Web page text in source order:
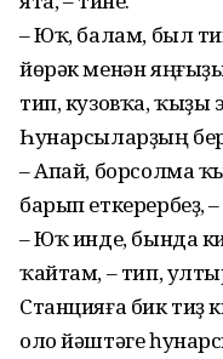
– Юҡ, балам, был
йөрәк менән
тип, кузовҡа, ҡыҙы
Һунарсыларҙың
– Апай, борсолма
барып еткерербеҙ,
– Юҡ инде, бында
ҡайтам, – тип,
Станцияға бик тиҙ
оло йәштәге